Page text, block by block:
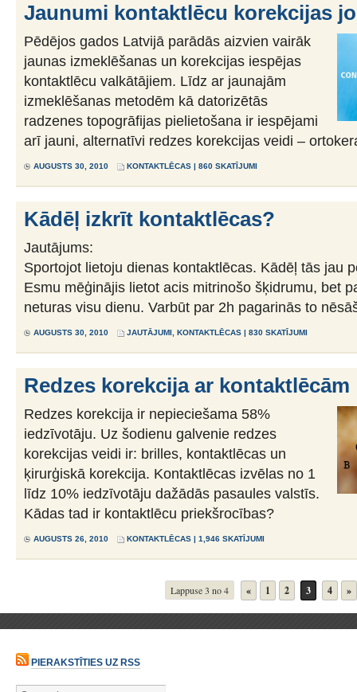
Jaunumi kontaktlēcu korekcijas
Pēdējos gados Latvijā parādās aizvien vairāk
jaunas izmeklēšanas un korekcijas iespējas
kontaktlēcu valkātājiem. Līdz ar jaunajām
izmeklēšanas metodēm kā datorizētās
radzenes topogrāfijas pielietošana ir iespējami
arī jauni, alternatīvi redzes korekcijas veidi –
AUGUSTS 30, 2010 KONTAKTLĒCAS | 860 SKATĪJUMI
Kādēļ izkrīt kontaktlēcas?
Jautājums:
Sportojot lietoju dienas kontaktlēcas. Kādēļ tās jau
Esmu mēģinājis lietot acis mitrinošo šķidrumu, bet
neturas visu dienu. Varbūt par 2h pagarinās to
AUGUSTS 30, 2010 JAUTĀJUMI KONTAKTLĒCAS | 830 SKATĪJUMI
Redzes korekcija ar kontaktlēcām
Redzes korekcija ir nepieciešama 58%
iedzīvotāju. Uz šodienu galvenie redzes
korekcijas veidi ir: brilles, kontaktlēcas un
ķirurģiskā korekcija. Kontaktlēcas izvēlas no 1
līdz 10% iedzīvotāju dažādās pasaules valstīs.
Kādas tad ir kontaktlēcu priekšrocības?
AUGUSTS 26, 2010 KONTAKTLĒCAS | 1,946 SKATĪJUMI
Lappuse 3 no 4 « 1 2 3 4 »
PIERAKSTĪTIES UZ RSS